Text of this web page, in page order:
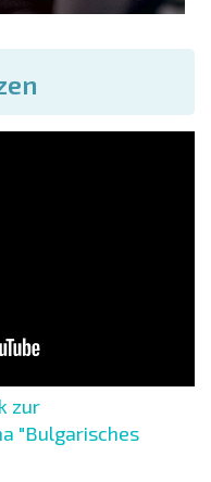
zur
"Bulgarisches